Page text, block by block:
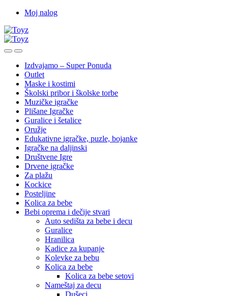
Skip
navigation
Skip
content
Moj nalog
Izdvajamo – Super Ponuda
Outlet
Maske i kostimi
Školski pribor i školske torbe
Muzičke igračke
Plišane Igračke
Guralice i šetalice
Oružje
Edukativne igračke, puzle, bojanke
Igračke na daljinski
Društvene Igre
Drvene igračke
Za plažu
Kockice
Posteljine
Kolica za bebe
Bebi oprema i dečije stvari
Auto sedišta za bebe i decu
Guralice
Hranilica
Kadice za kupanje
Kolevke za bebu
Kolica za bebe
Kolica za bebe setovi
Nameštaj za decu
Dušeci